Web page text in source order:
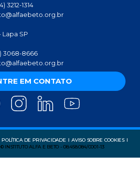
3212-1314
Lapa SP
3068-8666
EM CONTATO
POLÍTICA DE PRIVACIDADE
AVISO SOBRE COOKIES
INSTITUTO ALFA E BETO - 08.458.084/0001-13